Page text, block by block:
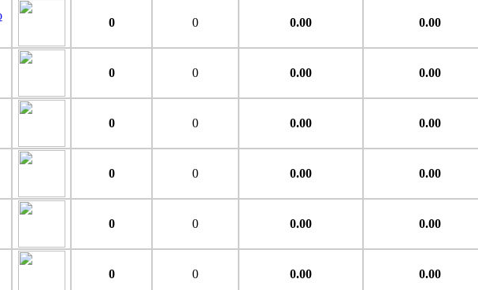
0 0 0.00 0.00
0 0 0.00 0.00
0 0 0.00 0.00
0 0 0.00 0.00
0 0 0.00 0.00
0 0 0.00 0.00